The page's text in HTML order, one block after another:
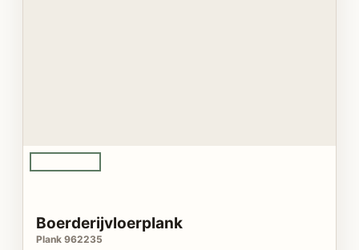
Boerderijvloerplank
Plank 962235